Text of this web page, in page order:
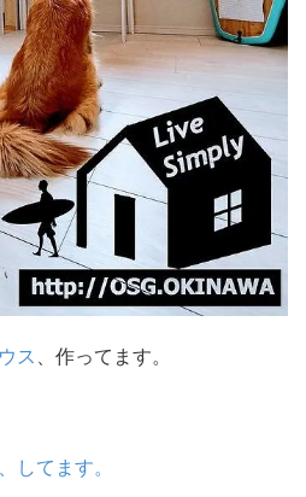
ス、作ってます。
してます。